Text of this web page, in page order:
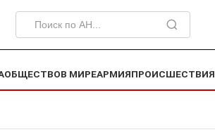
ОБЩЕСТВОВ МИРЕАРМИЯПРОИСШЕСТВИЯ